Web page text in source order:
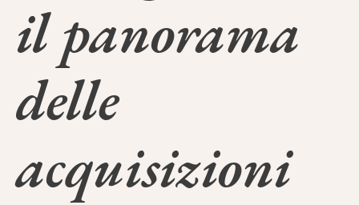
il panorama
delle
acquisizioni